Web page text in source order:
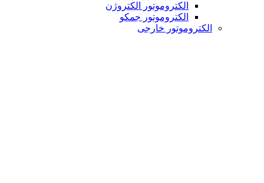
الکتروموتور الکتروژن
الکتروموتور جمکو
الکتروموتور خارجی